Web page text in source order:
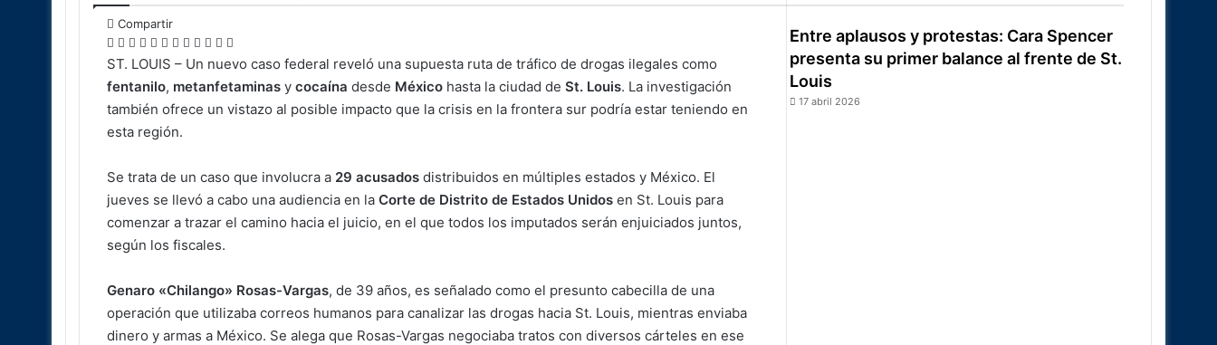
Compartir
Facebook
X LinkedIn
Tumblr
Reddit
Messenger
Messenger
WhatsApp
Telegram
ViberCompartir
por
correo
electrónico
ST. LOUIS – Un nuevo caso federal reveló una supuesta ruta de tráfico de drogas ilegales como
fentanilo, metanfetaminas y cocaína desde México hasta la ciudad de St. Louis. La investigación
también ofrece un vistazo al posible impacto que la crisis en la frontera sur podría estar teniendo en
esta región.
Se trata de un caso que involucra a 29 acusados distribuidos en múltiples estados y México. El
jueves se llevó a cabo una audiencia en la Corte de Distrito de Estados Unidos en St. Louis para
comenzar a trazar el camino hacia el juicio, en el que todos los imputados serán enjuiciados juntos,
según los fiscales.
Genaro «Chilango» Rosas-Vargas, de 39 años, es señalado como el presunto cabecilla de una
operación que utilizaba correos humanos para canalizar las drogas hacia St. Louis, mientras enviaba
dinero y armas a México. Se alega que Rosas-Vargas negociaba tratos con diversos cárteles en ese
Entre aplausos y protestas: Cara Spencer
presenta su primer balance al frente de St.
Louis
17 abril 2026